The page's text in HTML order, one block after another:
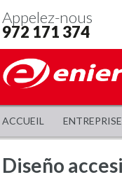
Appelez-nous
972 171 374
ACCUEIL ENTREPRISE
Diseño